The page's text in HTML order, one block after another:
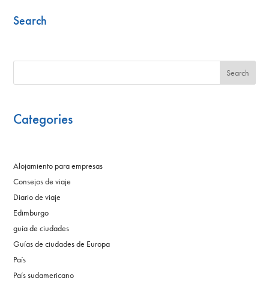
Search
Search
Categories
Alojamiento para empresas
Consejos de viaje
Diario de viaje
Edimburgo
guía de ciudades
Guías de ciudades de Europa
País
País sudamericano